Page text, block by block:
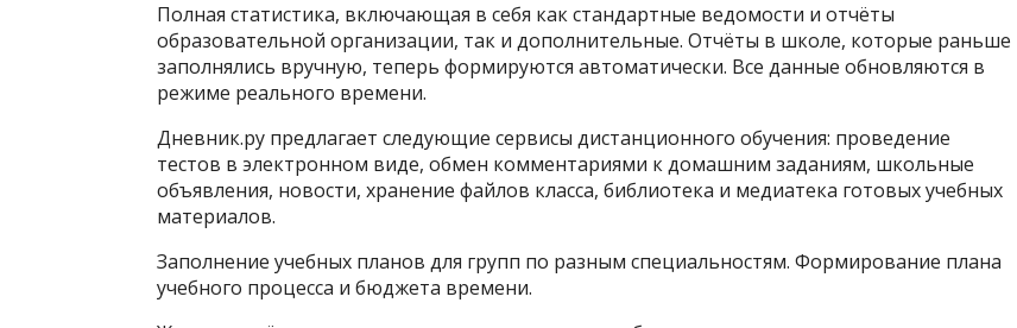
Полная статистика, включающая в себя как стандартные ведомости и отчёты
образовательной организации, так и дополнительные. Отчёты в школе, которые раньше
заполнялись вручную, теперь формируются автоматически. Все данные обновляются в
режиме реального времени.
Дневник.ру предлагает следующие сервисы дистанционного обучения: проведение
тестов в электронном виде, обмен комментариями к домашним заданиям, школьные
объявления, новости, хранение файлов класса, библиотека и медиатека готовых учебных
материалов.
Заполнение учебных планов для групп по разным специальностям. Формирование плана
учебного процесса и бюджета времени.